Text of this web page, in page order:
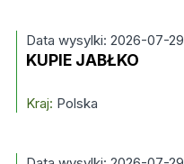
Data wysylki: 2026-07-29
KUPIE JABŁKO
Kraj: Polska